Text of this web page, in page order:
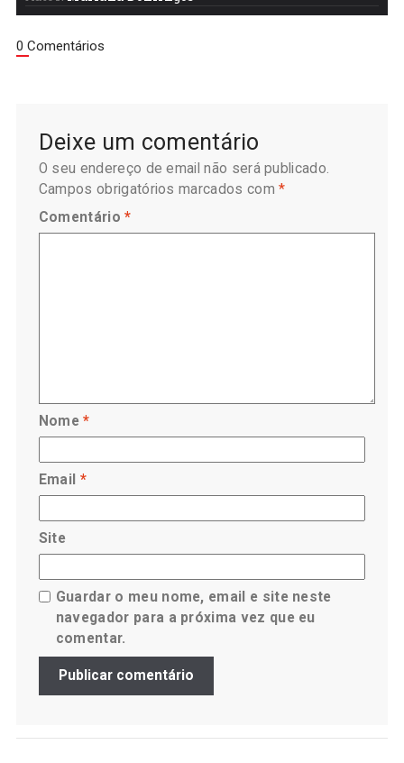
0 Comentários
Deixe um comentário
O seu endereço de email não será publicado.
Campos obrigatórios marcados com*
Comentário*
Nome*
Email *
Site
Guardar o meu nome, email e site neste
navegador para a próxima vez que eu
comentar.